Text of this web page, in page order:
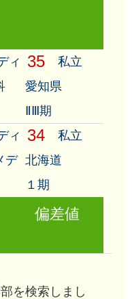
ィ
35
私立
愛知県
ⅡⅢ期
ィ
デ
34
私立
北海道
１期
偏差値
を検索しまし